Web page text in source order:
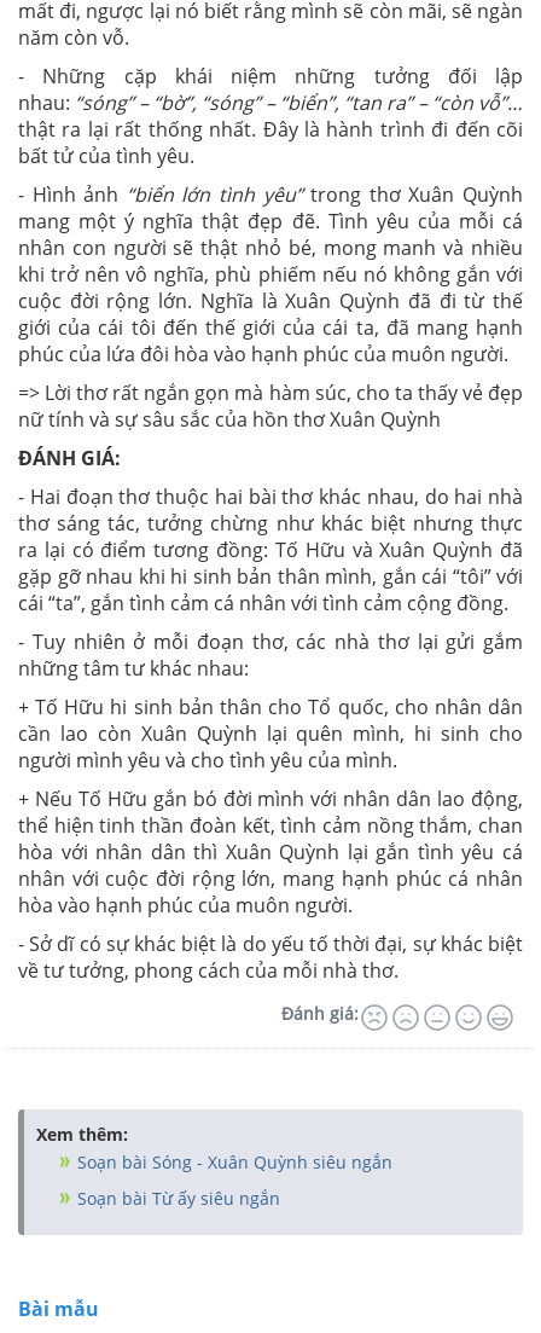
mất đi, ngược lại nó biết rằng mình sẽ còn mãi, sẽ ngàn
năm còn vỗ.
- Những cặp khái niệm những tưởng đối lập
nhau: “sóng” – “bờ”, “sóng” – “biển”, “tan ra” – “còn vỗ”…
thật ra lại rất thống nhất. Đây là hành trình đi đến cõi
bất tử của tình yêu.
- Hình ảnh “biển lớn tình yêu”trong thơ Xuân Quỳnh
mang một ý nghĩa thật đẹp đẽ. Tình yêu của mỗi cá
nhân con người sẽ thật nhỏ bé, mong manh và nhiều
khi trở nên vô nghĩa, phù phiếm nếu nó không gắn với
cuộc đời rộng lớn. Nghĩa là Xuân Quỳnh đã đi từ thế
giới của cái tôi đến thế giới của cái ta, đã mang hạnh
phúc của lứa đôi hòa vào hạnh phúc của muôn người.
=> Lời thơ rất ngắn gọn mà hàm súc, cho ta thấy vẻ đẹp
nữ tính và sự sâu sắc của hồn thơ Xuân Quỳnh
ĐÁNH GIÁ:
- Hai đoạn thơ thuộc hai bài thơ khác nhau, do hai nhà
thơ sáng tác, tưởng chừng như khác biệt nhưng thực
ra lại có điểm tương đồng: Tố Hữu và Xuân Quỳnh đã
gặp gỡ nhau khi hi sinh bản thân mình, gắn cái “tôi” với
cái “ta”, gắn tình cảm cá nhân với tình cảm cộng đồng.
- Tuy nhiên ở mỗi đoạn thơ, các nhà thơ lại gửi gắm
những tâm tư khác nhau:
+ Tố Hữu hi sinh bản thân cho Tổ quốc, cho nhân dân
cần lao còn Xuân Quỳnh lại quên mình, hi sinh cho
người mình yêu và cho tình yêu của mình.
+ Nếu Tố Hữu gắn bó đời mình với nhân dân lao động,
thể hiện tinh thần đoàn kết, tình cảm nồng thắm, chan
hòa với nhân dân thì Xuân Quỳnh lại gắn tình yêu cá
nhân với cuộc đời rộng lớn, mang hạnh phúc cá nhân
hòa vào hạnh phúc của muôn người.
- Sở dĩ có sự khác biệt là do yếu tố thời đại, sự khác biệt
về tư tưởng, phong cách của mỗi nhà thơ.
Đánh giá:
Xem thêm:
Soạn bài Sóng - Xuân Quỳnh siêu ngắn
Soạn bài Từ ấy siêu ngắn
Bài mẫu